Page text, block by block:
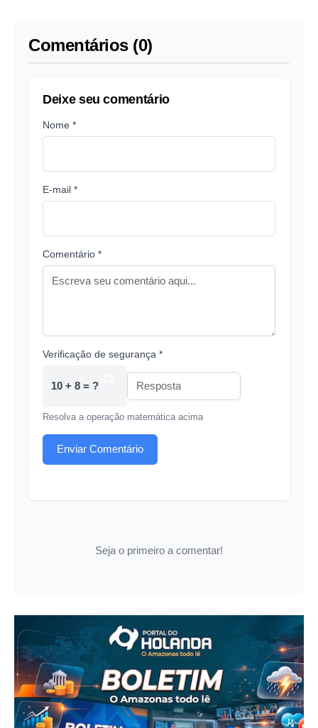
Comentários (0)
Deixe seu comentário
Nome *
E-mail *
Comentário *
Verificação de segurança *
10 + 8 = ?
Resolva a operação matemática acima
Enviar Comentário
Seja o primeiro a comentar!